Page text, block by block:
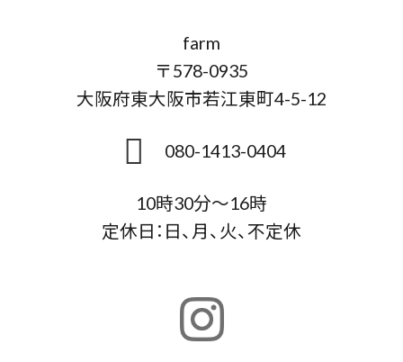
farm
〒578-0935
大阪府東大阪市若江東町4-5-12
080-1413-0404
10時30分～16時
定休日：日、月、火、不定休